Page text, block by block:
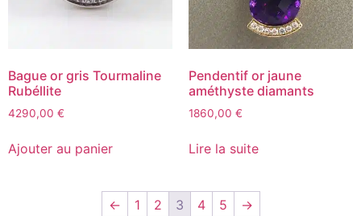
Bague or gris Tourmaline
Rubéllite
4290,00 €
Ajouter au panier
Pendentif or jaune
améthyste diamants
1860,00 €
Lire la suite
← 1 2 3 4 5 →